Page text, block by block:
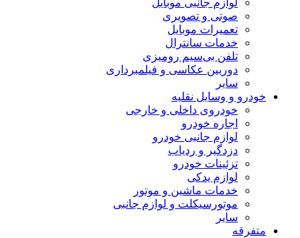
لوازم جانبی موبایل
صوتی و تصویری
تعمیرات موبایل
خدمات سانترال
تلفن بی‌سیم رومیزی
دوربین عکاسی و فیلمبرداری
سایر
خودرو و وسایل نقلیه
خودروی داخلی و خارجی
اجاره خودرو
لوازم جانبی خودرو
دزدگیر و ردیاب
تزئینات خودرو
لوازم یدکی
خدمات ماشین و موتور
موتورسیکلت و لوازم جانبی
سایر
متفرقه